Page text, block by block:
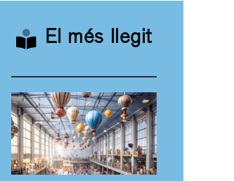
El més llegit